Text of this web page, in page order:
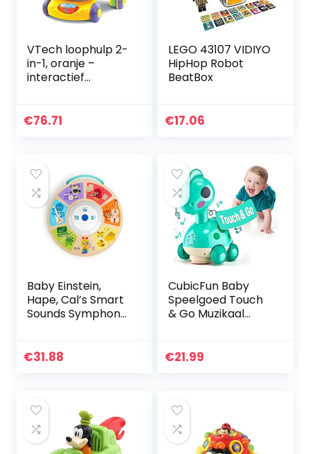
VTech loophulp 2-
in-1, oranje –
interactief
Franse versie
€76.71
LEGO 43107 VIDIYO
HipHop Robot
BeatBox
€17.06
Baby Einstein,
Hape, Cal’s Smart
Sounds Symphony
voor elektronische
€31.88
CubicFun Baby
Speelgoed Touch
& Go Muzikaal
Speelgoed Voor 1
€21.99